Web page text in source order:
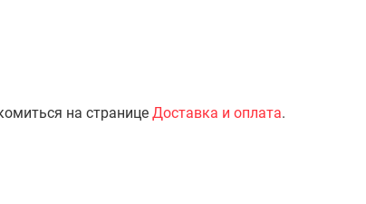
на странице Доставка и оплата.